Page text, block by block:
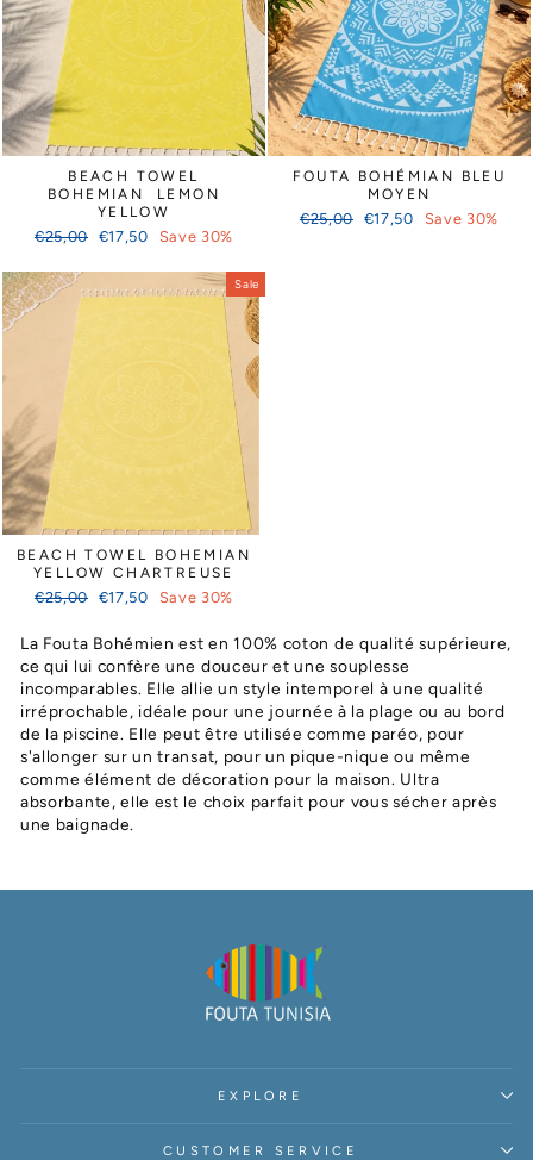
BEACH TOWEL
BOHEMIAN LEMON
YELLOW
Regular
€25,00 Sale
€17,50 Save 30%
FOUTA BOHÉMIAN BLEU
MOYEN
Regular
€25,00 Sale
€17,50 Save 30%
Sale
BEACH TOWEL BOHEMIAN
YELLOW CHARTREUSE
Regular
€25,00 Sale
€17,50 Save 30%
La Fouta Bohémien est en 100% coton de qualité supérieure,
ce qui lui confère une douceur et une souplesse
incomparables. Elle allie un style intemporel à une qualité
irréprochable, idéale pour une journée à la plage ou au bord
de la piscine. Elle peut être utilisée comme paréo, pour
s'allonger sur un transat, pour un pique-nique ou même
comme élément de décoration pour la maison. Ultra
absorbante, elle est le choix parfait pour vous sécher après
une baignade.
EXPLORE
CUSTOMER SERVICE